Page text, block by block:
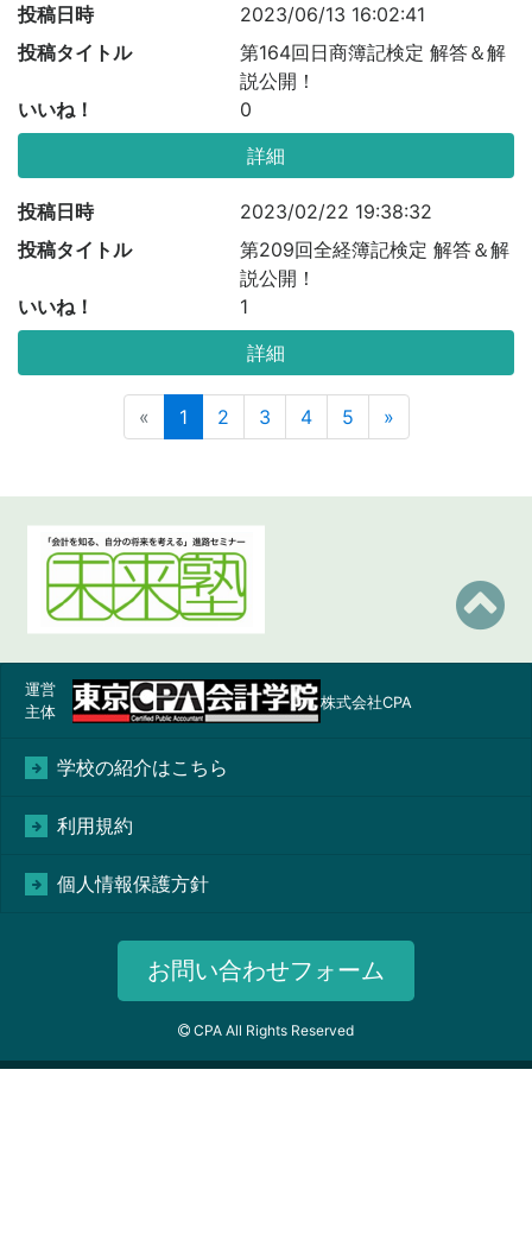
投稿日時
2023/06/13 16:02:41
投稿タイトル
第164回日商簿記検定 解答＆解
説公開！
いいね！
0
詳細
投稿日時
2023/02/22 19:38:32
投稿タイトル
第209回全経簿記検定 解答＆解
説公開！
いいね！
1
詳細
« 1 2 3 4 5 »
運営
主体
株式会社CPA
学校の紹介はこちら
利用規約
個人情報保護方針
お問い合わせフォーム
CPA All Rights Reserved